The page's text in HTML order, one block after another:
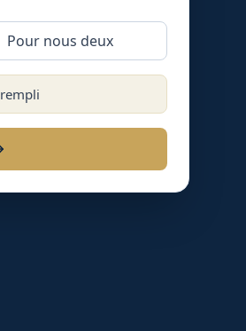
Pour nous deux